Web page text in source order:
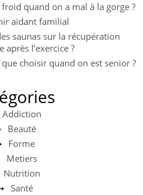
quand on a mal à la gorge ?
aidant familial
saunas sur la récupération
après l’exercice ?
choisir quand on est senior ?
Addiction
Beauté
Forme
Metiers
Nutrition
Santé